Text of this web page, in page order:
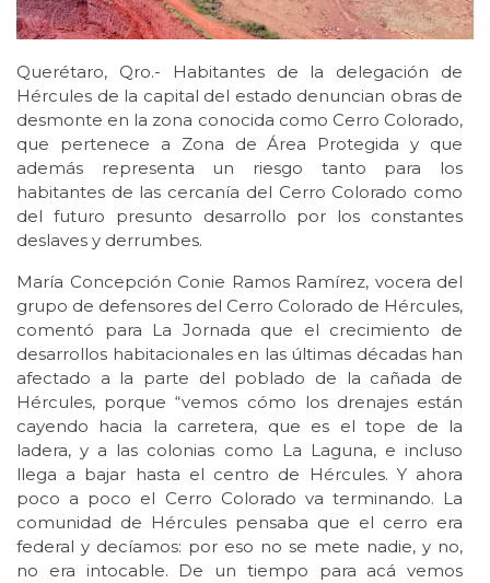
Querétaro, Qro.- Habitantes de la delegación de
Hércules de la capital del estado denuncian obras de
desmonte en la zona conocida como Cerro Colorado,
que pertenece a Zona de Área Protegida y que
además representa un riesgo tanto para los
habitantes de las cercanía del Cerro Colorado como
del futuro presunto desarrollo por los constantes
deslaves y derrumbes.
María Concepción Conie Ramos Ramírez, vocera del
grupo de defensores del Cerro Colorado de Hércules,
comentó para La Jornada que el crecimiento de
desarrollos habitacionales en las últimas décadas han
afectado a la parte del poblado de la cañada de
Hércules, porque “vemos cómo los drenajes están
cayendo hacia la carretera, que es el tope de la
ladera, y a las colonias como La Laguna, e incluso
llega a bajar hasta el centro de Hércules. Y ahora
poco a poco el Cerro Colorado va terminando. La
comunidad de Hércules pensaba que el cerro era
federal y decíamos: por eso no se mete nadie, y no,
no era intocable. De un tiempo para acá vemos